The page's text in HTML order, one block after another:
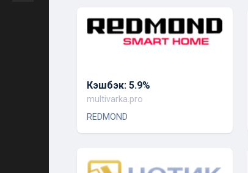
Кэшбэк: 5.9%
multivarka.pro
REDMOND